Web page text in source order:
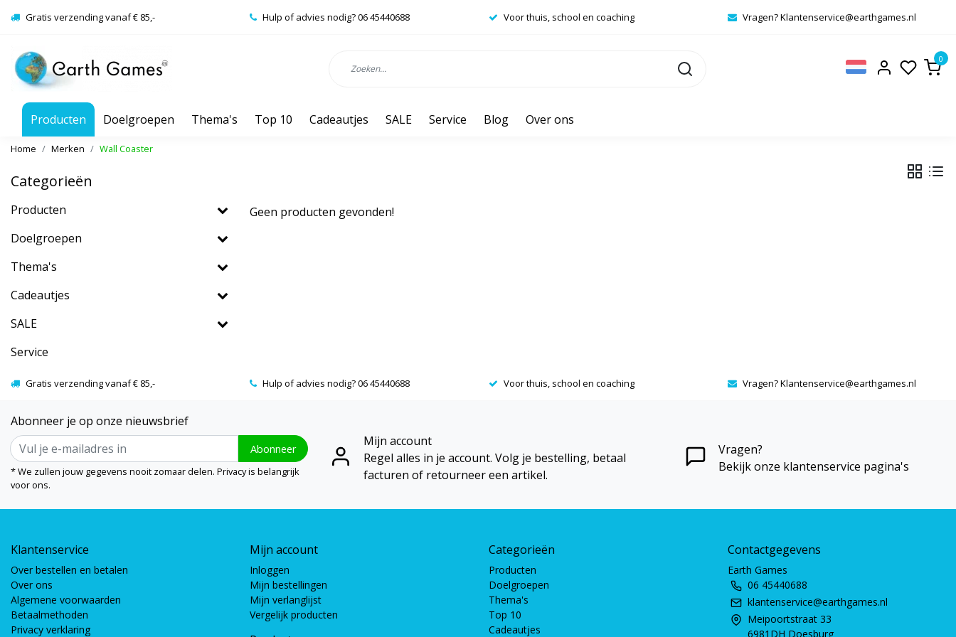
Gratis verzending vanaf € 85,- Hulp of advies nodig? 06 45440688 Voor thuis, school en coaching Vragen?Klantenservice@earthgames.nl
0
Producten Doelgroepen Thema's Top 10 Cadeautjes SALE Service Blog Over ons
Home Merken Wall Coaster
Categorieën
Producten
Doelgroepen
Thema's
Cadeautjes
SALE
Service
Geen producten gevonden!
Gratis verzending vanaf € 85,- Hulp of advies nodig? 06 45440688 Voor thuis, school en coaching Vragen?Klantenservice@earthgames.nl
Abonneer je op onze nieuwsbrief
Abonneer
* We zullen jouw gegevens nooit zomaar delen. Privacy is belangrijk
voor ons.
Mijn account
Regel alles in je account. Volg je bestelling, betaal
facturen of retourneer een artikel.
Vragen?
Bekijk onze klantenservice pagina's
Klantenservice
Over bestellen en betalen
Over ons
Algemene voorwaarden
Betaalmethoden
Privacy verklaring
Mijn account
Inloggen
Mijn bestellingen
Mijn verlanglijst
Vergelijk producten
Categorieën
Producten
Doelgroepen
Thema's
Top 10
Cadeautjes
Contactgegevens
Earth Games
06 45440688
klantenservice@earthgames.nl
Meipoortstraat 33
6981DH Doesburg